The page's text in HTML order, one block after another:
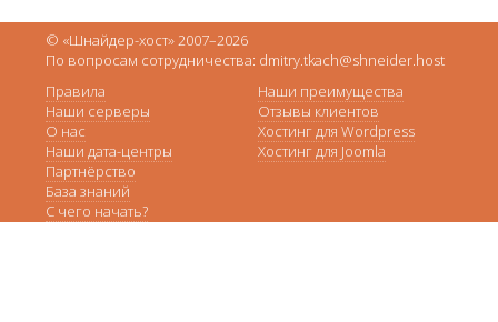
© «Шнайдер-хост» 2007–2026
По вопросам сотрудничества: dmitry.tkach@shneider.host
Правила
Наши серверы
О нас
Наши дата-центры
Партнёрство
База знаний
С чего начать?
Наши преимущества
Отзывы клиентов
Хостинг для Wordpress
Хостинг для Joomla